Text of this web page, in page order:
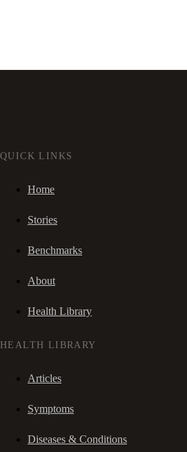
QUICK LINKS
Home
Stories
Benchmarks
About
Health Library
HEALTH LIBRARY
Articles
Symptoms
Diseases & Conditions